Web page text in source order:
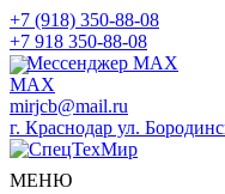
+7 (918) 350-88-08
+7 918 350-88-08
Мессенджер MAX
mirjcb@mail.ru
г. Краснодар ул.
МЕНЮ